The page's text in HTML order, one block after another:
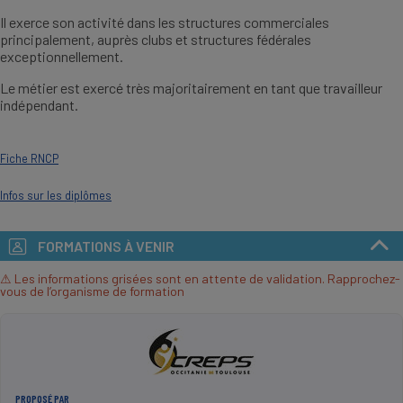
Il exerce son activité dans les structures commerciales
principalement, auprès clubs et structures fédérales
exceptionnellement.
Le métier est exercé très majoritairement en tant que travailleur
indépendant.
Fiche RNCP
Infos sur les diplômes
FORMATIONS À VENIR
⚠ Les informations grisées sont en attente de validation. Rapprochez-
vous de l’organisme de formation
PROPOSÉ PAR